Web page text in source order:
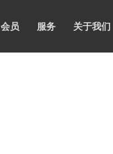
会员 服务 关于我们